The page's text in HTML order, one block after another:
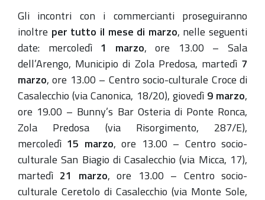
Gli incontri con i commercianti proseguiranno
inoltre per tutto il mese di marzo, nelle seguenti
date: mercoledì 1 marzo, ore 13.00 – Sala
dell’Arengo, Municipio di Zola Predosa, martedì 7
marzo, ore 13.00 – Centro socio-culturale Croce di
Casalecchio (via Canonica, 18/20), giovedì 9 marzo,
ore 19.00 – Bunny’s Bar Osteria di Ponte Ronca,
Zola Predosa (via Risorgimento, 287/E),
mercoledì 15 marzo, ore 13.00 – Centro socio-
culturale San Biagio di Casalecchio (via Micca, 17),
martedì 21 marzo, ore 13.00 – Centro socio-
culturale Ceretolo di Casalecchio (via Monte Sole,